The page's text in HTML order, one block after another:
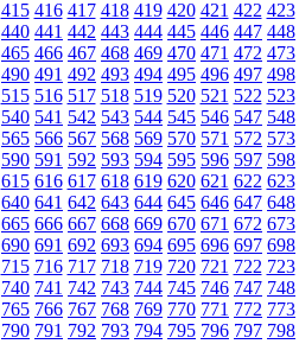
415 416 417 418 419 420 421 422 423
440 441 442 443 444 445 446 447 448
465 466 467 468 469 470 471 472 473
490 491 492 493 494 495 496 497 498
515 516 517 518 519 520 521 522 523
540 541 542 543 544 545 546 547 548
565 566 567 568 569 570 571 572 573
590 591 592 593 594 595 596 597 598
615 616 617 618 619 620 621 622 623
640 641 642 643 644 645 646 647 648
665 666 667 668 669 670 671 672 673
690 691 692 693 694 695 696 697 698
715 716 717 718 719 720 721 722 723
740 741 742 743 744 745 746 747 748
765 766 767 768 769 770 771 772 773
790 791 792 793 794 795 796 797 798